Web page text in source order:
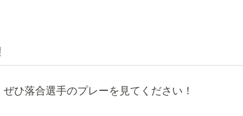
ひ落合選手のプレーを見てください！